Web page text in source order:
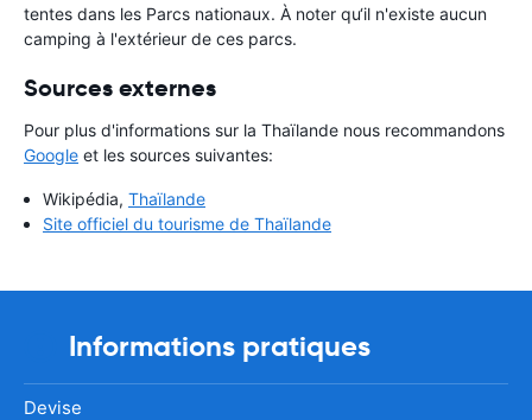
tentes dans les Parcs nationaux. À noter qu‘il n'existe aucun
camping à l'extérieur de ces parcs.
Sources externes
Pour plus d'informations sur la Thaïlande nous recommandons
Google et les sources suivantes:
Wikipédia, Thaïlande
Site officiel du tourisme de Thaïlande
Informations pratiques
Devise